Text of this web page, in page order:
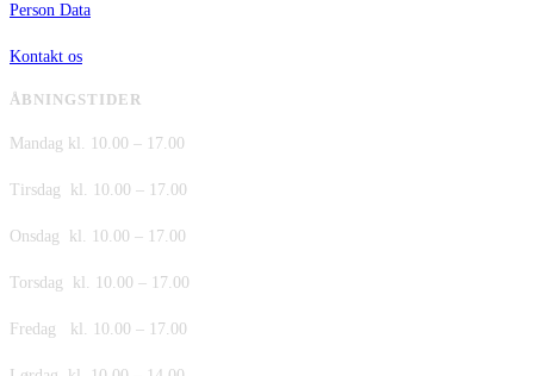
Person Data
Kontakt os
ÅBNINGSTIDER
Mandag kl. 10.00 – 17.00
Tirsdag kl. 10.00 – 17.00
Onsdag kl. 10.00 – 17.00
Torsdag kl. 10.00 – 17.00
Fredag kl. 10.00 – 17.00